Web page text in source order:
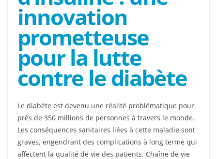
innovation
prometteuse
pour la lutte
contre le diabète
Le diabète est devenu une réalité problématique pour
près de 350 millions de personnes à travers le monde.
Les conséquences sanitaires liées à cette maladie sont
graves, engendrant des complications à long terme qui
affectent la qualité de vie des patients. Chaîne de vie